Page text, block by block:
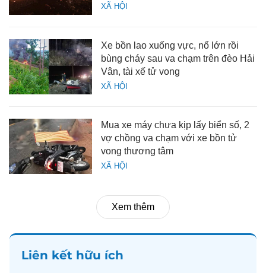
XÃ HỘI
XÃ HỘI
Xe bồn lao xuống vực, nổ lớn rồi
bùng cháy sau va chạm trên đèo Hải
Vân, tài xế tử vong
XÃ HỘI
Mua xe máy chưa kịp lấy biển số, 2
vợ chồng va chạm với xe bồn tử
vong thương tâm
Xem thêm
Liên kết hữu ích